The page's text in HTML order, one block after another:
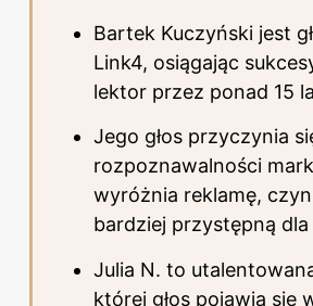
Bartek Kuczyński jest
Link4, osiągając
lektor przez ponad 15
Jego głos przyczynia
rozpoznawalności
wyróżnia reklamę,
bardziej przystępną
Julia N. to
której głos pojawia się